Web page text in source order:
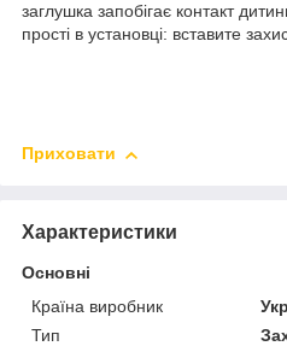
заглушка запобігає контакт
прості в установці: вставите
Приховати
Характеристики
Основні
Країна виробник
Тип